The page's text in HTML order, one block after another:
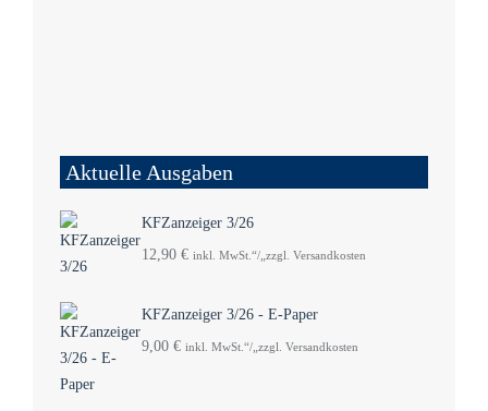
Aktuelle Ausgaben
KFZanzeiger 3/26
12,90 € inkl. MwSt.“/„zzgl. Versandkosten
KFZanzeiger 3/26 - E-Paper
9,00 € inkl. MwSt.“/„zzgl. Versandkosten